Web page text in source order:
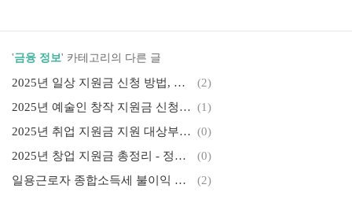
'금융 정보' 카테고리의 다른 글
2025년 일상 지원금 신청 방법, 지급 대상, 금액까지 완벽!
(2)
2025년 예술인 창작 지원금 신청 방법부터 지급 기준까지 완벽! (1)
2025년 취업 지원금 지원 대상부터 신청 방법 완벽! (0)
2025년 창업 지원금 총정리 - 정부, 지자체, 민간 신청 방법
(0)
일용근로자 종합소득세 불이익 없도록 신고 방법
(2)